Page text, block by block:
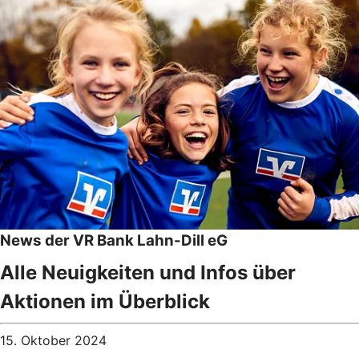
News der VR Bank Lahn-Dill eG
Alle Neuigkeiten und Infos über
Aktionen im Überblick
15. Oktober 2024